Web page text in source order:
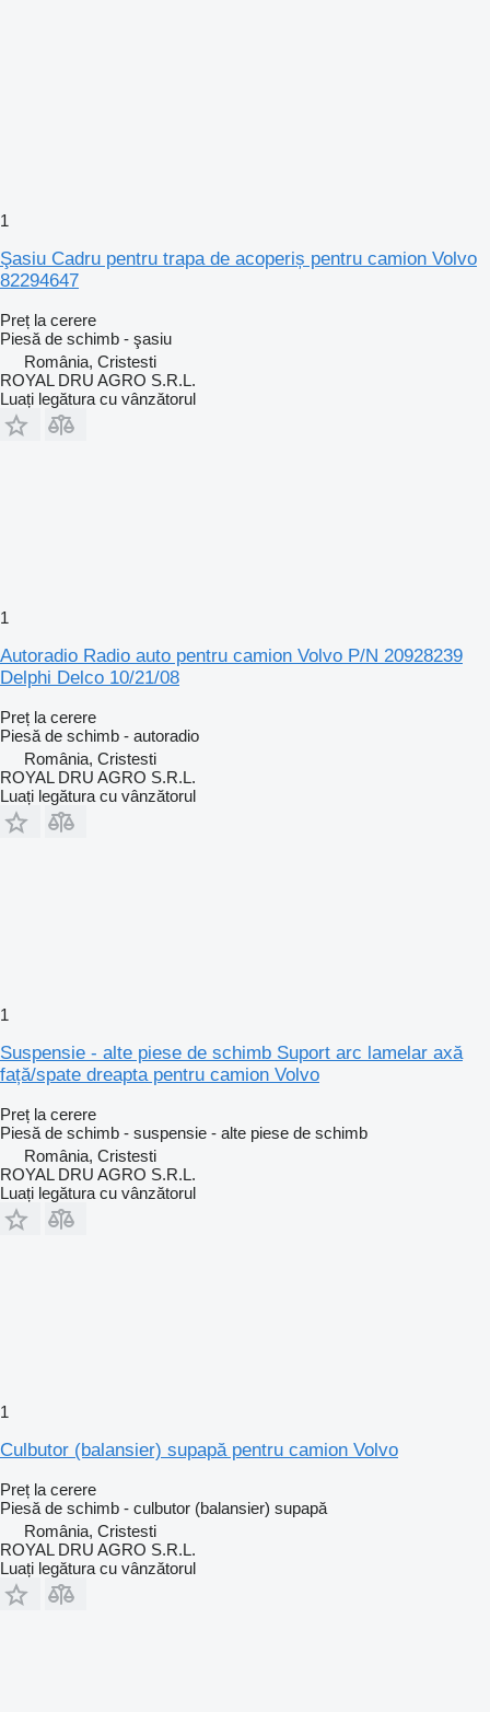
1
Şasiu Cadru pentru trapa de acoperiș pentru camion Volvo
82294647
Preț la cerere
Piesă de schimb - şasiu
România, Cristesti
ROYAL DRU AGRO S.R.L.
Luați legătura cu vânzătorul
1
Autoradio Radio auto pentru camion Volvo P/N 20928239
Delphi Delco 10/21/08
Preț la cerere
Piesă de schimb - autoradio
România, Cristesti
ROYAL DRU AGRO S.R.L.
Luați legătura cu vânzătorul
1
Suspensie - alte piese de schimb Suport arc lamelar axă
față/spate dreapta pentru camion Volvo
Preț la cerere
Piesă de schimb - suspensie - alte piese de schimb
România, Cristesti
ROYAL DRU AGRO S.R.L.
Luați legătura cu vânzătorul
1
Culbutor (balansier) supapă pentru camion Volvo
Preț la cerere
Piesă de schimb - culbutor (balansier) supapă
România, Cristesti
ROYAL DRU AGRO S.R.L.
Luați legătura cu vânzătorul